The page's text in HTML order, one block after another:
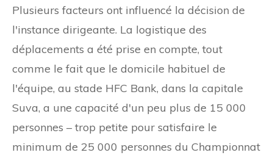
Plusieurs facteurs ont influencé la décision de
l'instance dirigeante. La logistique des
déplacements a été prise en compte, tout
comme le fait que le domicile habituel de
l'équipe, au stade HFC Bank, dans la capitale
Suva, a une capacité d'un peu plus de 15 000
personnes – trop petite pour satisfaire le
minimum de 25 000 personnes du Championnat